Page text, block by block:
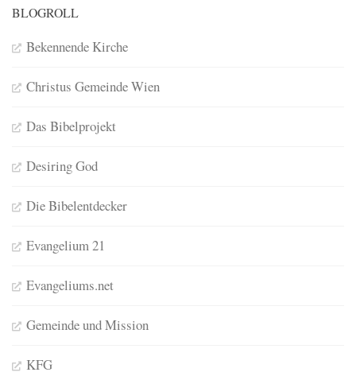
BLOGROLL
Bekennende Kirche
Christus Gemeinde Wien
Das Bibelprojekt
Desiring God
Die Bibelentdecker
Evangelium 21
Evangeliums.net
Gemeinde und Mission
KFG